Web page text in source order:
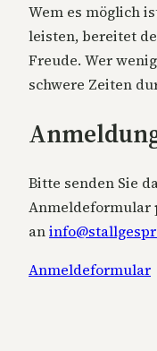
Wem es möglich
leisten, bereitet
Freude. Wer
schwere Zeiten
Bitte senden Sie
Anmeldeformular
an
Anmeldeformular